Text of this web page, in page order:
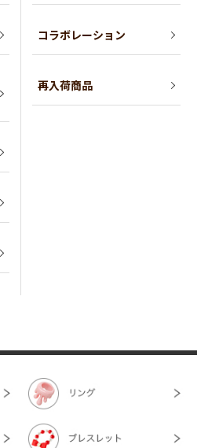
コラボレーション
再入荷商品